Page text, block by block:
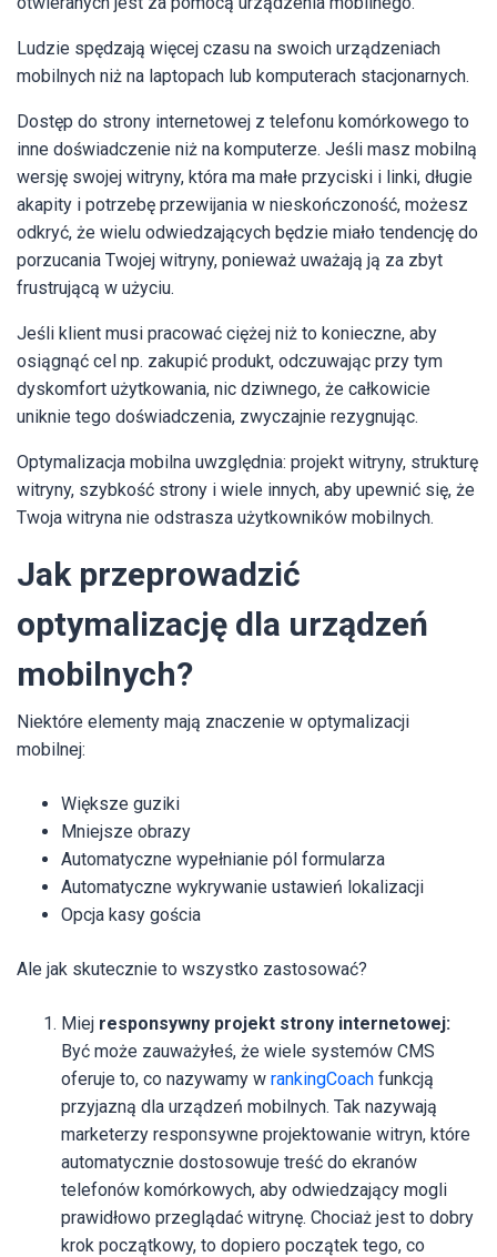
Ludzie spędzają więcej czasu na swoich urządzeniach
mobilnych niż na laptopach lub komputerach stacjonarnych.
Dostęp do strony internetowej z telefonu komórkowego to
inne doświadczenie niż na komputerze. Jeśli masz mobilną
wersję swojej witryny, która ma małe przyciski i linki, długie
akapity i potrzebę przewijania w nieskończoność, możesz
odkryć, że wielu odwiedzających będzie miało tendencję do
porzucania Twojej witryny, ponieważ uważają ją za zbyt
frustrującą w użyciu.
Jeśli klient musi pracować ciężej niż to konieczne, aby
osiągnąć cel np. zakupić produkt, odczuwając przy tym
dyskomfort użytkowania, nic dziwnego, że całkowicie
uniknie tego doświadczenia, zwyczajnie rezygnując.
Optymalizacja mobilna uwzględnia: projekt witryny, strukturę
witryny, szybkość strony i wiele innych, aby upewnić się, że
Twoja witryna nie odstrasza użytkowników mobilnych.
Jak przeprowadzić
optymalizację dla urządzeń
mobilnych?
Niektóre elementy mają znaczenie w optymalizacji
mobilnej:
Większe guziki
Mniejsze obrazy
Automatyczne wypełnianie pól formularza
Automatyczne wykrywanie ustawień lokalizacji
Opcja kasy gościa
Ale jak skutecznie to wszystko zastosować?
Miej responsywny projekt strony internetowej:
Być może zauważyłeś, że wiele systemów CMS
oferuje to, co nazywamy w rankingCoach funkcją
przyjazną dla urządzeń mobilnych. Tak nazywają
marketerzy responsywne projektowanie witryn, które
automatycznie dostosowuje treść do ekranów
telefonów komórkowych, aby odwiedzający mogli
prawidłowo przeglądać witrynę. Chociaż jest to dobry
krok początkowy, to dopiero początek tego, co